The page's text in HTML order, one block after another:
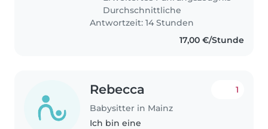
in Mainz. I am a hardworking..
Durchschnittliche
Antwortzeit: 14 Stunden
17,00 €/Stunde
Rebecca
Babysitter in Mainz
1
Ich bin eine